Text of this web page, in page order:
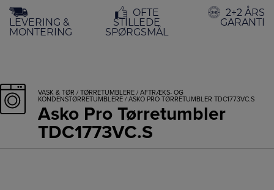
indholdet
LEVERING &
MONTERING
OFTE
STILLEDE
SPØRGSMÅL
2+2 ÅRS
GARANTI
VASK & TØR / TØRRETUMBLERE / AFTRÆKS- OG
KONDENSTØRRETUMBLERE / ASKO PRO TØRRETUMBLER TDC1773VC.S
Asko Pro Tørretumbler
TDC1773VC.S